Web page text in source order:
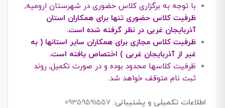
با توجه به برگزاری کلاس حضوری در شهرستان ارومیه,
ظرفیت کلاس حضوری تنها برای همکاران استان
آذربایجان غربی در نظر گرفته شده است.
ظرفیت کلاس مجازی برای همکاران سایر استانها ( به
غیر از آذربایجان غربی ) اختصاص یافته است.
ظرفیت کلاسها محدود بوده و در صورت تکمیل, روند
ثبت نام متوقف خواهد شد.
اطلاعات تکمیلی و پشتیبانی: